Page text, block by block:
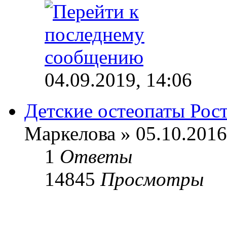
04.09.2019, 14:06
Детские остеопаты
Маркелова »
1 Ответы
14845 Просмотры